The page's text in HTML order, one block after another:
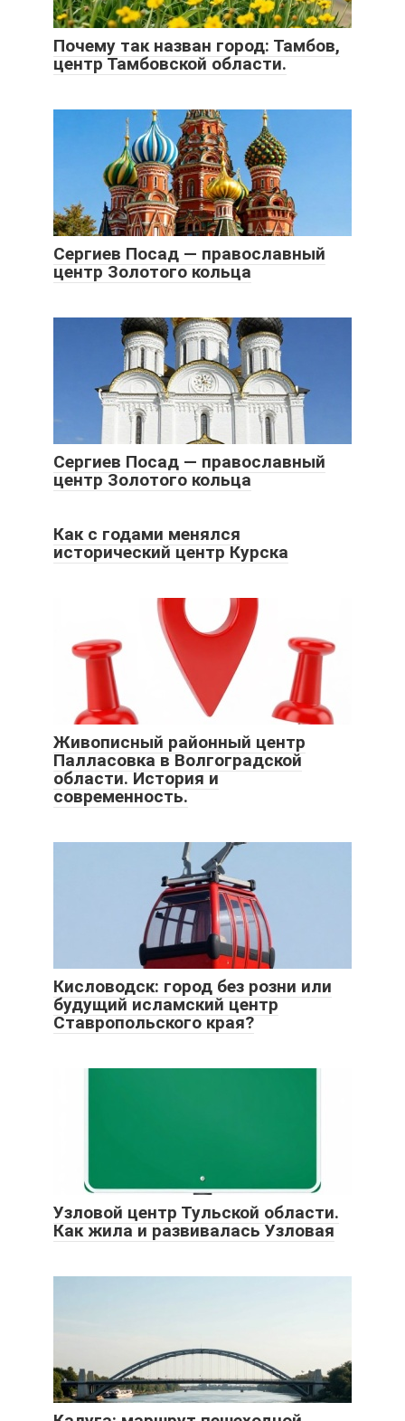
Почему так назван город: Тамбов,
центр Тамбовской области.
Сергиев Посад — православный
центр Золотого кольца
Сергиев Посад — православный
центр Золотого кольца
Как с годами менялся
исторический центр Курска
Живописный районный центр
Палласовка в Волгоградской
области. История и
современность.
Кисловодск: город без розни или
будущий исламский центр
Ставропольского края?
Узловой центр Тульской области.
Как жила и развивалась Узловая